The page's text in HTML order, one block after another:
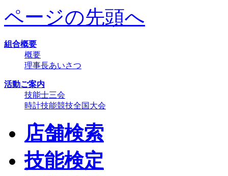
ページの先頭へ
組合概要
概要
理事長あいさつ
活動ご案内
技能士三会
時計技能競技全国大会
店舗検索
技能検定